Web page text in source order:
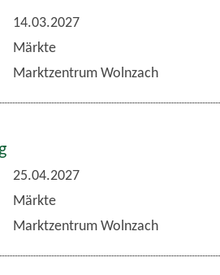
14.03.2027
Märkte
Marktzentrum Wolnzach
25.04.2027
Märkte
Marktzentrum Wolnzach